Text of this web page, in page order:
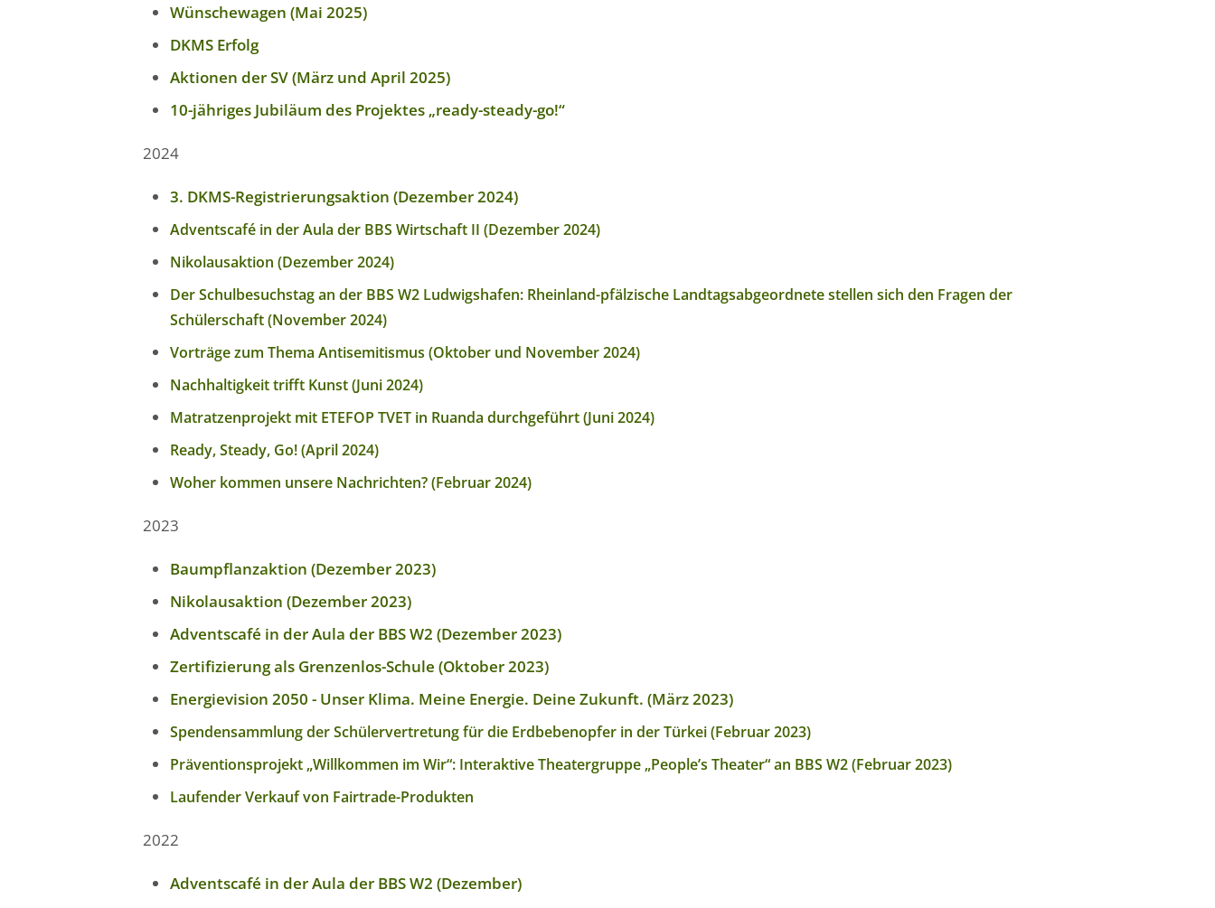
Wünschewagen (Mai 2025)
DKMS Erfolg
Aktionen der SV (März und April 2025)
10-jähriges Jubiläum des Projektes „ready-steady-go!“
2024
3. DKMS-Registrierungsaktion (Dezember 2024)
Adventscafé in der Aula der BBS Wirtschaft II (Dezember 2024)
Nikolausaktion (Dezember 2024)
Der Schulbesuchstag an der BBS W2 Ludwigshafen: Rheinland-pfälzische Landtagsabgeordnete stellen sich den Fragen der
Schülerschaft (November 2024)
Vorträge zum Thema Antisemitismus (Oktober und November 2024)
Nachhaltigkeit trifft Kunst (Juni 2024)
Matratzenprojekt mit ETEFOP TVET in Ruanda durchgeführt (Juni 2024)
Ready, Steady, Go! (April 2024)
Woher kommen unsere Nachrichten? (Februar 2024)
2023
Baumpflanzaktion (Dezember 2023)
Nikolausaktion (Dezember 2023)
Adventscafé in der Aula der BBS W2 (Dezember 2023)
Zertifizierung als Grenzenlos-Schule (Oktober 2023)
Energievision 2050 - Unser Klima. Meine Energie. Deine Zukunft. (März 2023)
Spendensammlung der Schülervertretung für die Erdbebenopfer in der Türkei (Februar 2023)
Präventionsprojekt „Willkommen im Wir“: Interaktive Theatergruppe „People’s Theater“ an BBS W2 (Februar 2023)
Laufender Verkauf von Fairtrade-Produkten
2022
Adventscafé in der Aula der BBS W2 (Dezember)